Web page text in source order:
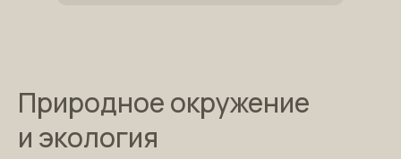
Природное окружение
и экология